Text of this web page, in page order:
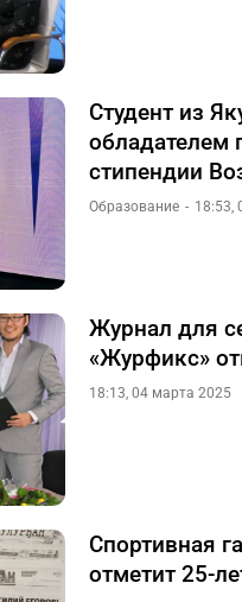
Студент из
обладателем
стипендии
Образование 18:53,
Журнал для
«Журфикс»
18:13, 04 марта 2025
Спортивная
отметит 25-